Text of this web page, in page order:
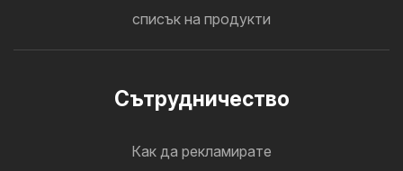
списък на продукти
Cътрудничество
Как да рекламирате